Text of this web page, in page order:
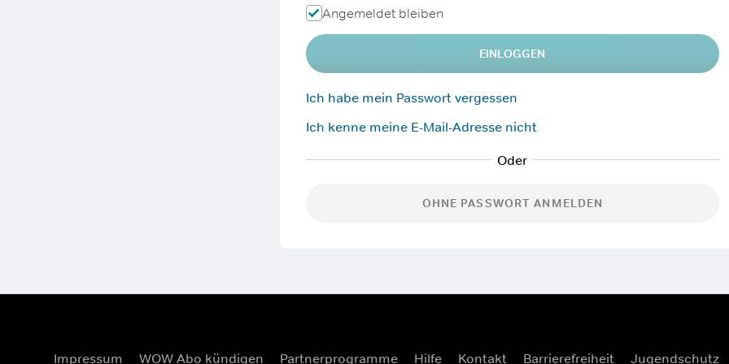
Angemeldet bleiben
EINLOGGEN
Ich habe mein Passwort vergessen
Ich kenne meine E-Mail-Adresse nicht
OHNE PASSWORT ANMELDEN
Impressum WOW Abo kündigen Partnerprogramme Hilfe Kontakt Barrierefreiheit Jugendschutz